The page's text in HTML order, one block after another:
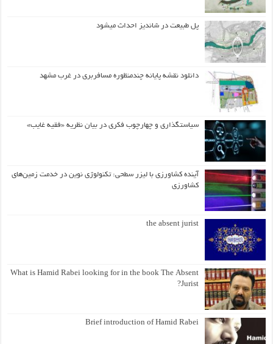
پل طبیعت در شاندیز احداث میشود
دانلود نقشه پایانه چندمنظوره مسافربری در غرب مشهد
سیاستگذاری و چهارچوب فکری در بیان نظریه «فقیه غایب»
آینده کشاورزی با لیزر سطحی: تکنولوژی نوین در خدمت زمین‌های
کشاورزی
the absent jurist
What is Hamid Rabei looking for in the book The Absent
Jurist?
Brief introduction of Hamid Rabei